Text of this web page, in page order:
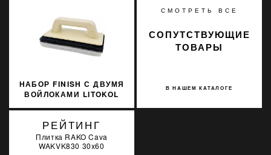
НАБОР FINISH С ДВУМЯ
ВОЙЛОКАМИ LITOKOL
СМОТРЕТЬ ВСЕ
В НАШЕМ КАТАЛОГЕ
СОПУТСТВУЮЩИЕ
ТОВАРЫ
РЕЙТИНГ
Плитка RAKO Cava
WAKVK830 30x60